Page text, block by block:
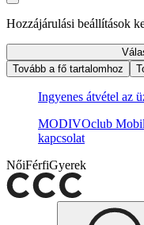
Hozzájárulási beállítások
Tovább a fő tartalomhoz
Ingyenes átvétel az
MODIVOclub
kapcsolat
NőiFérfiGyerek